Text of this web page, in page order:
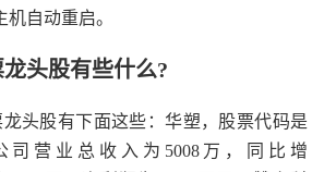
自动重启。
头股有些什么?
头股有下面这些：华塑，股票代码是
司营业总收入为5008万，同比增